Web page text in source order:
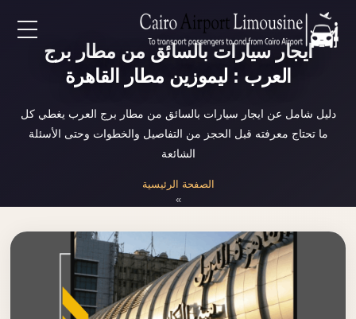
EN
خدمات المطار
نحن
ايجار سيارات بالسائق من مطار برج
العرب : ليموزين مطار القاهرة
دليل شامل عن ايجار سيارات بالسائق من مطار برج العرب يغطي كل
ما تحتاج معرفته قبل الحجز من التفاصيل والخطوات وحتى الأسئلة
الشائعة
الصفحة الرئيسية